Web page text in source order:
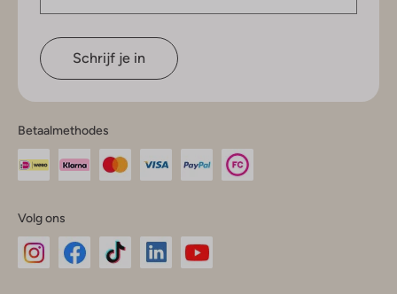
Schrijf je in
Betaalmethodes
Volg ons